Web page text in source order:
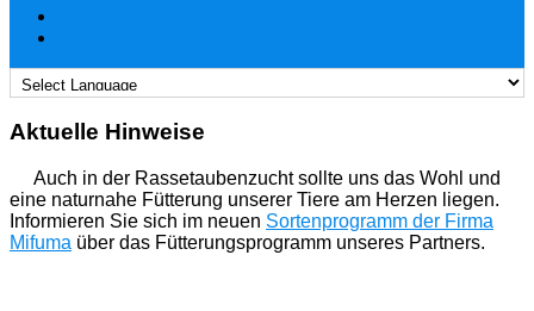
Aktuelle Hinweise
Auch in der Rassetaubenzucht sollte uns das Wohl und
eine naturnahe Fütterung unserer Tiere am Herzen liegen.
Informieren Sie sich im neuen Sortenprogramm der Firma
Mifuma über das Fütterungsprogramm unseres Partners.